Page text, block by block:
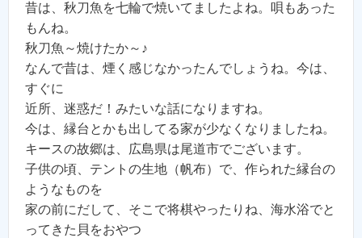
昔は、秋刀魚を七輪で焼いてましたよね。唄もあった
もんね。
秋刀魚～焼けたか～♪
なんで昔は、煙く感じなかったんでしょうね。今は、
すぐに
近所、迷惑だ！みたいな話になりますね。
今は、縁台とかも出してる家が少なくなりましたね。
キースの故郷は、広島県は尾道市でございます。
子供の頃、テントの生地（帆布）で、作られた縁台の
ようなものを
家の前にだして、そこで将棋やったりね、海水浴でと
ってきた貝をおやつ